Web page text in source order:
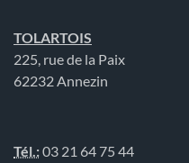
TOLARTOIS
225, rue de la Paix
62232 Annezin
Tél.:03 21 64 75 44